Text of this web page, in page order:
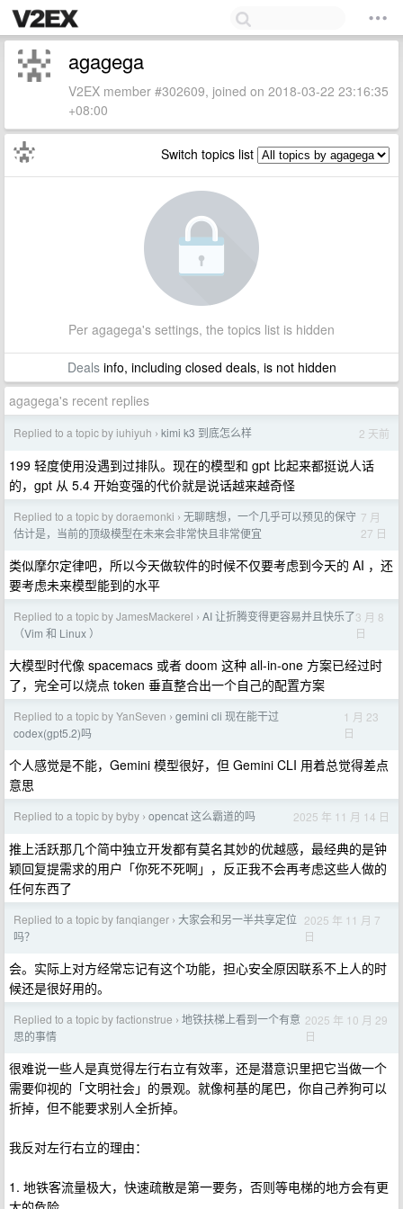
agagega
V2EX member #302609, joined on 2018-03-22 23:16:35
+08:00
Switch topics list
Per agagega's settings, the topics list is hidden
Dealsinfo, including closed deals, is not hidden
agagega's recent replies
Replied to a topic by iuhiyuh › kimi k3 到底怎么样 2 天前
199 轻度使用没遇到过排队。现在的模型和 gpt 比起来都挺说人话
的，gpt 从 5.4 开始变强的代价就是说话越来越奇怪
Replied to a topic by doraemonki › 无聊瞎想，一个几乎可以预见的保守
估计是，当前的顶级模型在未来会非常快且非常便宜
7 月
27 日
类似摩尔定律吧，所以今天做软件的时候不仅要考虑到今天的 AI ，还
要考虑未来模型能到的水平
Replied to a topic by JamesMackerel › AI 让折腾变得更容易并且快乐了
（Vim 和 Linux ）
3 月 8
日
大模型时代像 spacemacs 或者 doom 这种 all-in-one 方案已经过时
了，完全可以烧点 token 垂直整合出一个自己的配置方案
Replied to a topic by YanSeven › gemini cli 现在能干过
codex(gpt5.2)吗
1 月 23
日
个人感觉是不能，Gemini 模型很好，但 Gemini CLI 用着总觉得差点
意思
Replied to a topic by byby › opencat 这么霸道的吗 2025 年 11 月 14 日
推上活跃那几个简中独立开发都有莫名其妙的优越感，最经典的是钟
颖回复提需求的用户「你死不死啊」，反正我不会再考虑这些人做的
任何东西了
Replied to a topic by fanqianger › 大家会和另一半共享定位
吗？
2025 年 11 月 7
日
会。实际上对方经常忘记有这个功能，担心安全原因联系不上人的时
候还是很好用的。
Replied to a topic by factionstrue › 地铁扶梯上看到一个有意
思的事情
2025 年 10 月 29
日
很难说一些人是真觉得左行右立有效率，还是潜意识里把它当做一个
需要仰视的「文明社会」的景观。就像柯基的尾巴，你自己养狗可以
折掉，但不能要求别人全折掉。
我反对左行右立的理由：
1. 地铁客流量极大，快速疏散是第一要务，否则等电梯的地方会有更